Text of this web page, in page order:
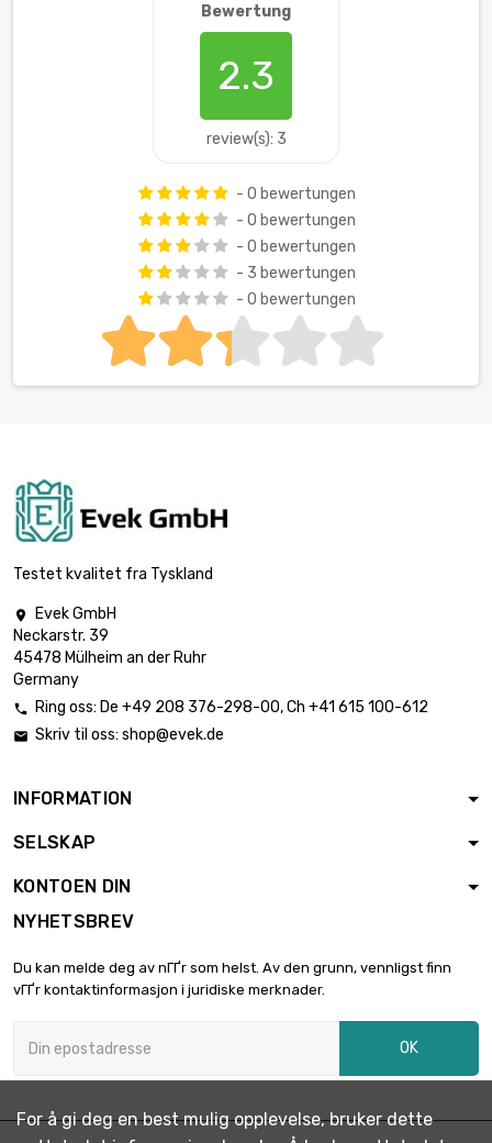
Bewertung
2.3
review(s): 3
- 0 bewertungen
- 0 bewertungen
- 0 bewertungen
- 3 bewertungen
- 0 bewertungen
Testet kvalitet fra Tyskland

Evek GmbH
Neckarstr. 39
45478 Mülheim an der Ruhr
Germany
 Ring oss: De +49 208 376-298-00, Ch +41 615 100-612
 Skriv til oss: shop@evek.de
INFORMATION
SELSKAP
KONTOEN DIN
NYHETSBREV
Du kan melde deg av nГҐr som helst. Av den grunn, vennligst finn
vГҐr kontaktinformasjon i juridiske merknader.
OK
For å gi deg en best mulig opplevelse, bruker dette